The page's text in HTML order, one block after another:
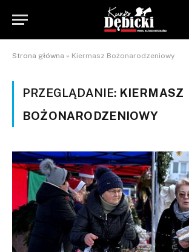
Strona główna » Kiermasz Bożonarodzeniowy
PRZEGLĄDANIE: KIERMASZ
BOŻONARODZENIOWY